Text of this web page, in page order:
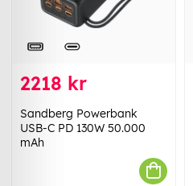
2218 kr
Sandberg Powerbank
USB-C PD 130W 50.000
mAh